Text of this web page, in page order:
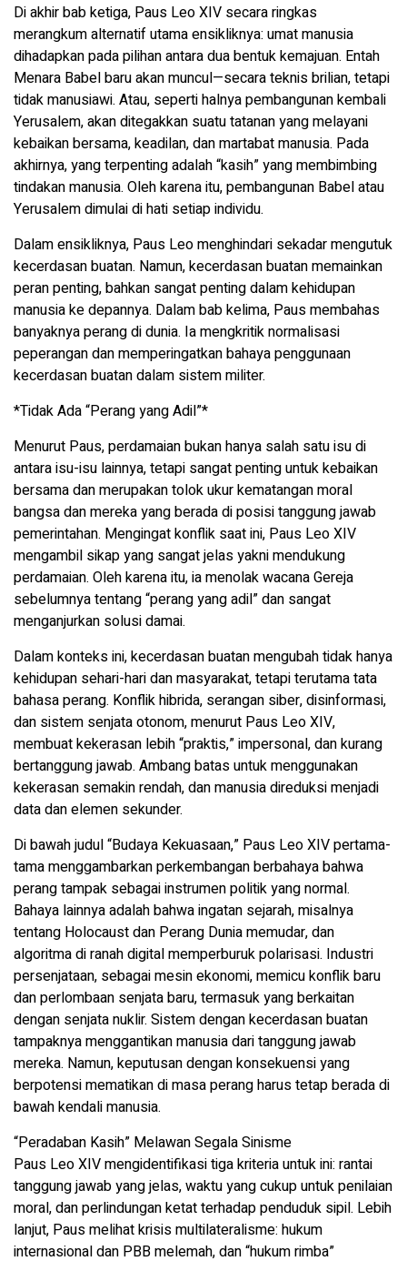
Di akhir bab ketiga, Paus Leo XIV secara ringkas
merangkum alternatif utama ensikliknya: umat manusia
dihadapkan pada pilihan antara dua bentuk kemajuan. Entah
Menara Babel baru akan muncul—secara teknis brilian, tetapi
tidak manusiawi. Atau, seperti halnya pembangunan kembali
Yerusalem, akan ditegakkan suatu tatanan yang melayani
kebaikan bersama, keadilan, dan martabat manusia. Pada
akhirnya, yang terpenting adalah “kasih” yang membimbing
tindakan manusia. Oleh karena itu, pembangunan Babel atau
Yerusalem dimulai di hati setiap individu.
Dalam ensikliknya, Paus Leo menghindari sekadar mengutuk
kecerdasan buatan. Namun, kecerdasan buatan memainkan
peran penting, bahkan sangat penting dalam kehidupan
manusia ke depannya. Dalam bab kelima, Paus membahas
banyaknya perang di dunia. Ia mengkritik normalisasi
peperangan dan memperingatkan bahaya penggunaan
kecerdasan buatan dalam sistem militer.
*Tidak Ada “Perang yang Adil”*
Menurut Paus, perdamaian bukan hanya salah satu isu di
antara isu-isu lainnya, tetapi sangat penting untuk kebaikan
bersama dan merupakan tolok ukur kematangan moral
bangsa dan mereka yang berada di posisi tanggung jawab
pemerintahan. Mengingat konflik saat ini, Paus Leo XIV
mengambil sikap yang sangat jelas yakni mendukung
perdamaian. Oleh karena itu, ia menolak wacana Gereja
sebelumnya tentang “perang yang adil” dan sangat
menganjurkan solusi damai.
Dalam konteks ini, kecerdasan buatan mengubah tidak hanya
kehidupan sehari-hari dan masyarakat, tetapi terutama tata
bahasa perang. Konflik hibrida, serangan siber, disinformasi,
dan sistem senjata otonom, menurut Paus Leo XIV,
membuat kekerasan lebih “praktis,” impersonal, dan kurang
bertanggung jawab. Ambang batas untuk menggunakan
kekerasan semakin rendah, dan manusia direduksi menjadi
data dan elemen sekunder.
Di bawah judul “Budaya Kekuasaan,” Paus Leo XIV pertama-
tama menggambarkan perkembangan berbahaya bahwa
perang tampak sebagai instrumen politik yang normal.
Bahaya lainnya adalah bahwa ingatan sejarah, misalnya
tentang Holocaust dan Perang Dunia memudar, dan
algoritma di ranah digital memperburuk polarisasi. Industri
persenjataan, sebagai mesin ekonomi, memicu konflik baru
dan perlombaan senjata baru, termasuk yang berkaitan
dengan senjata nuklir. Sistem dengan kecerdasan buatan
tampaknya menggantikan manusia dari tanggung jawab
mereka. Namun, keputusan dengan konsekuensi yang
berpotensi mematikan di masa perang harus tetap berada di
bawah kendali manusia.
“Peradaban Kasih” Melawan Segala Sinisme
Paus Leo XIV mengidentifikasi tiga kriteria untuk ini: rantai
tanggung jawab yang jelas, waktu yang cukup untuk penilaian
moral, dan perlindungan ketat terhadap penduduk sipil. Lebih
lanjut, Paus melihat krisis multilateralisme: hukum
internasional dan PBB melemah, dan “hukum rimba”